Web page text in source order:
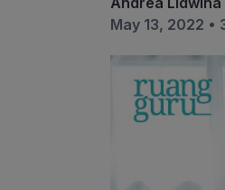
May 13, 2022 •